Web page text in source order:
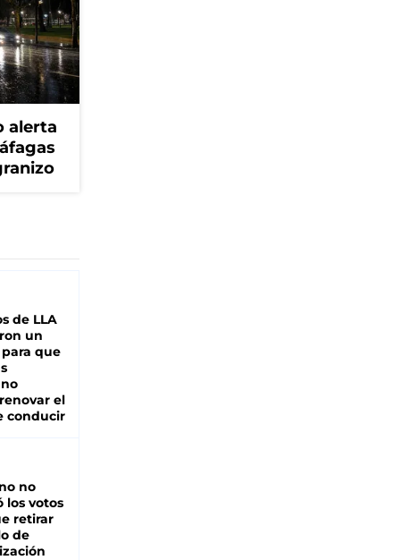
alerta
de LLA
un
que
el
conducir
no
los votos
retirar
de